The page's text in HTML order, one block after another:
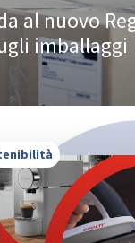
al nuovo
imballaggi